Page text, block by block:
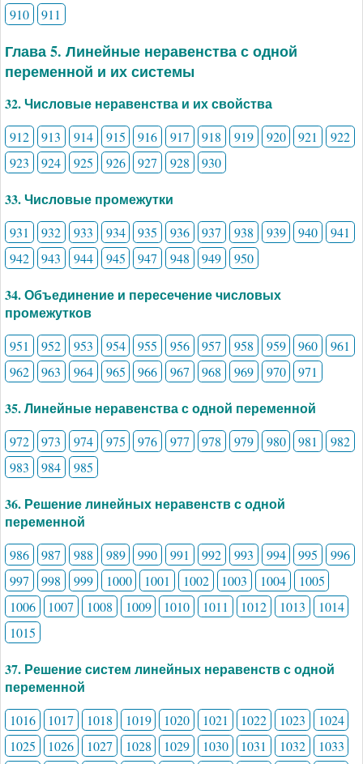
910
911
Глава 5. Линейные неравенства с одной
переменной и их системы
32. Числовые неравенства и их свойства
912 913 914 915 916 917 918 919 920 921
922
923
924 925 926 927 928 930
33. Числовые промежутки
931 932 933 934 935 936 937 938 939 940
941
942
943 944 945 947 948 949 950
34. Объединение и пересечение числовых
промежутков
951 952 953 954 955 956 957 958 959 960
961
962
963 964 965 966 967 968 969 970 971
35. Линейные неравенства с одной переменной
972 973 974 975 976 977 978 979 980 981
982
983
984 985
36. Решение линейных неравенств с одной
переменной
986 987 988 989 990 991 992 993 994 995
996
997
998 999 1000 1001 1002 1003 1004
1005
1006
1007 1008 1009 1010 1011 1012 1013
1014
1015
37. Решение систем линейных неравенств с одной
переменной
1016 1017 1018 1019 1020 1021 1022 1023
1024
1025
1026 1027 1028 1029 1030 1031 1032
1033